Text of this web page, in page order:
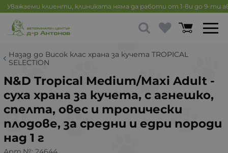
Уважаеми клиенти, клиниката няма да работи от 1-ви до 9-ти
Назад до Висок клас храна за кучета TROPICAL
SELECTION
N&D Tropical Medium/Maxi Adult -
суха храна за кучета, с агнешко,
спелта, овес и тропически
плодове, за средни и едри породи
над 1 г